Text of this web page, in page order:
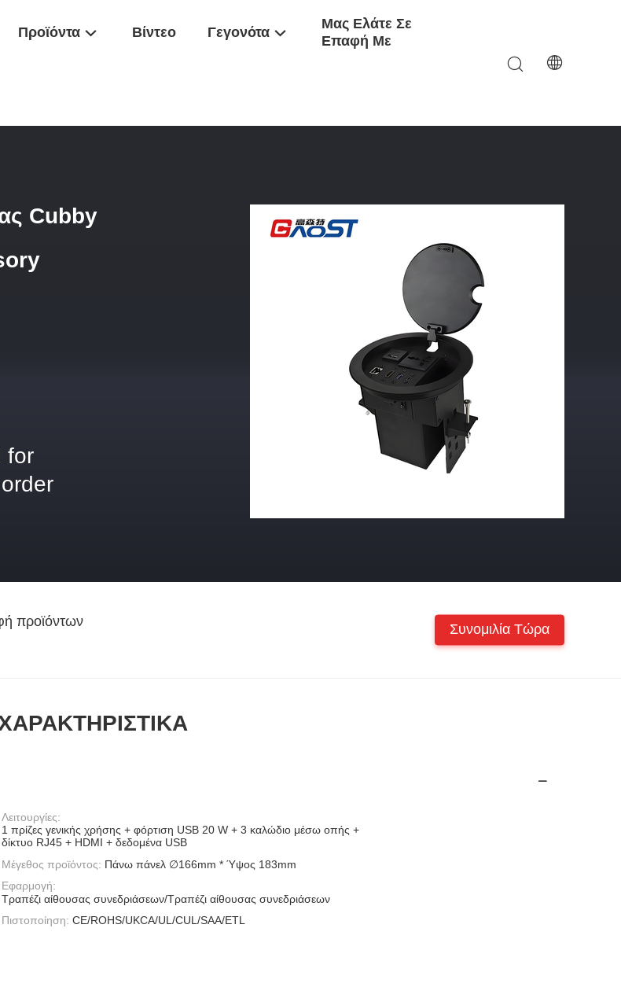
Προϊόντα Βίντεο Γεγονότα
Μας Ελάτε Σε
Επαφή Με
Cubby
for
προϊόντων
Συνομιλία Τώρα
Λειτουργίες:
1 πρίζες γενικής χρήσης + φόρτιση USB 20 W + 3 καλώδιο μέσω οπής +
δίκτυο RJ45 + HDMI + δεδομένα USB
Μέγεθος προϊόντος: Πάνω πάνελ ∅166mm * Ύψος 183mm
Εφαρμογή:
Τραπέζι αίθουσας συνεδριάσεων/Τραπέζι αίθουσας συνεδριάσεων
Πιστοποίηση: CE/ROHS/UKCA/UL/CUL/SAA/ETL